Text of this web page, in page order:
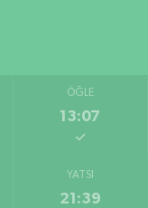
ÖĞLE
13:07
YATSI
21:39